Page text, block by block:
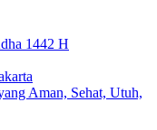
1442 H
Aman, Sehat, Utuh,